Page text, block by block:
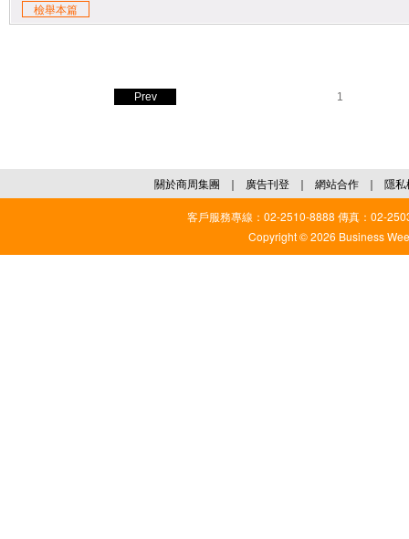
檢舉本篇
Prev 1
關於商周集團 ｜ 廣告刊登 ｜ 網站合作 ｜ 隱私
客戶服務專線：02-2510-8888 傳真：02-
Copyright © 2026 Business